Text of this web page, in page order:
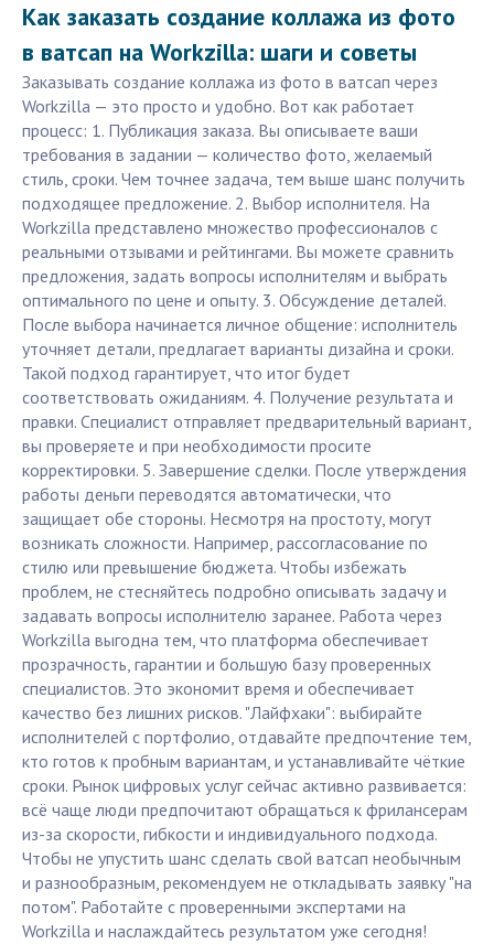
Как заказать создание коллажа из фото
в ватсап на Workzilla: шаги и советы
Заказывать создание коллажа из фото в ватсап через
Workzilla — это просто и удобно. Вот как работает
процесс: 1. Публикация заказа. Вы описываете ваши
требования в задании — количество фото, желаемый
стиль, сроки. Чем точнее задача, тем выше шанс получить
подходящее предложение. 2. Выбор исполнителя. На
Workzilla представлено множество профессионалов с
реальными отзывами и рейтингами. Вы можете сравнить
предложения, задать вопросы исполнителям и выбрать
оптимального по цене и опыту. 3. Обсуждение деталей.
После выбора начинается личное общение: исполнитель
уточняет детали, предлагает варианты дизайна и сроки.
Такой подход гарантирует, что итог будет
соответствовать ожиданиям. 4. Получение результата и
правки. Специалист отправляет предварительный вариант,
вы проверяете и при необходимости просите
корректировки. 5. Завершение сделки. После утверждения
работы деньги переводятся автоматически, что
защищает обе стороны. Несмотря на простоту, могут
возникать сложности. Например, рассогласование по
стилю или превышение бюджета. Чтобы избежать
проблем, не стесняйтесь подробно описывать задачу и
задавать вопросы исполнителю заранее. Работа через
Workzilla выгодна тем, что платформа обеспечивает
прозрачность, гарантии и большую базу проверенных
специалистов. Это экономит время и обеспечивает
качество без лишних рисков. "Лайфхаки": выбирайте
исполнителей с портфолио, отдавайте предпочтение тем,
кто готов к пробным вариантам, и устанавливайте чёткие
сроки. Рынок цифровых услуг сейчас активно развивается:
всё чаще люди предпочитают обращаться к фрилансерам
из-за скорости, гибкости и индивидуального подхода.
Чтобы не упустить шанс сделать свой ватсап необычным
и разнообразным, рекомендуем не откладывать заявку "на
потом". Работайте с проверенными экспертами на
Workzilla и наслаждайтесь результатом уже сегодня!